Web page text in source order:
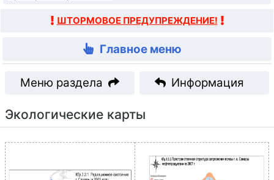
ШТОРМОВОЕ ПРЕДУПРЕЖДЕНИЕ!
Главное меню
Меню раздела Информация
Экологические карты